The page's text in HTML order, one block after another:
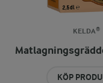
KELDA®
KÖP